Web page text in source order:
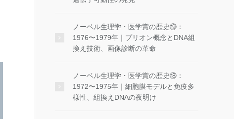
ノーベル生理学・医学賞の歴史⑲：
1976〜1979年｜プリオン概念とDNA組
換え技術、画像診断の革命
ノーベル生理学・医学賞の歴史⑱：
1972〜1975年｜細胞膜モデルと免疫多
様性、組換えDNAの夜明け